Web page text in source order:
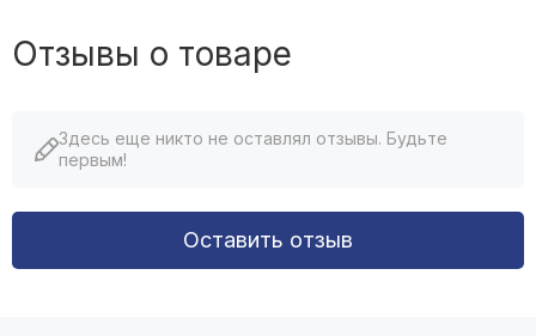
Отзывы о товаре
Здесь еще никто не оставлял отзывы. Будьте
первым!
Оставить отзыв